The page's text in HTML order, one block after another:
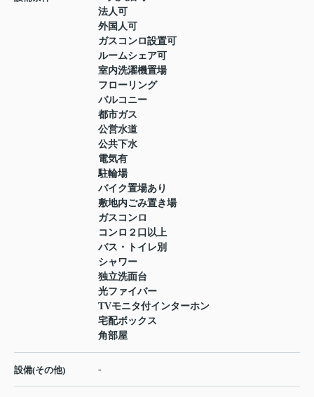
法人可
外国人可
ガスコンロ設置可
ルームシェア可
室内洗濯機置場
フローリング
バルコニー
都市ガス
公営水道
公共下水
電気有
駐輪場
バイク置場あり
敷地内ごみ置き場
ガスコンロ
コンロ２口以上
バス・トイレ別
シャワー
独立洗面台
光ファイバー
TVモニタ付インターホン
宅配ボックス
角部屋
設備(その他) -